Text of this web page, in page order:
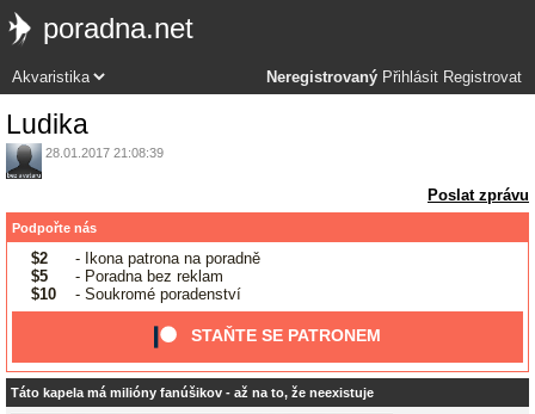
poradna.net
Neregistrovaný Přihlásit Registrovat
Ludika
28.01.2017 21:08:39
Poslat zprávu
Podpořte nás
$2
- Ikona patrona na poradně
$5
- Poradna bez reklam
$10
- Soukromé poradenství
STAŇTE SE PATRONEM
Táto kapela má milióny fanúšikov - až na to, že neexistuje